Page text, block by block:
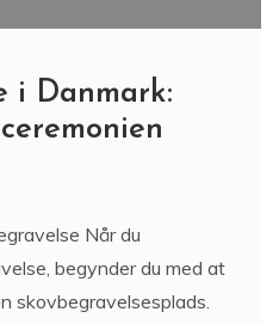
i Danmark:
Når du
begynder du med at
skovbegravelsesplads.